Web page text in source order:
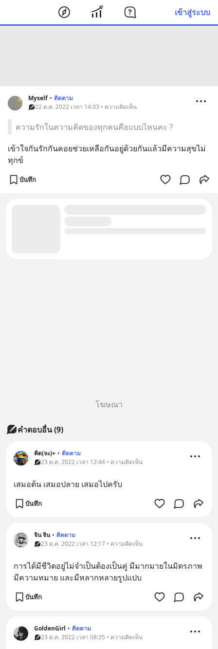
เข้าสู่ระบบ
Myself • ติดตาม
22 ต.ค. 2022 เวลา 14:33 • ความคิดเห็น
ความรักในความคิดของทุกคนคือแบบไหนคะ ?
เข้าใจกันรักกันคอยช่วยเหลือกันอยู่ด้วยกันแล้วมีความสุขไม่
ทุกข์
บันทึก
โฆษณา
คำตอบอื่น(9)
คิด(จะ)+ • ติดตาม
23 ต.ค. 2022 เวลา 12:44 • ความคิดเห็น
เสมอต้น เสมอปลาย เสมอไปครับ
บันทึก
จิน จิน • ติดตาม
23 ต.ค. 2022 เวลา 12:17 • ความคิดเห็น
การได้มีชีวิตอยู่ไม่จำเป็นต้องเป็นคู่ มีมากมายในมิตรภาพ
มีความหมาย และมีหลากหลายรูปแปบ
บันทึก
GoldenGirl • ติดตาม
23 ต.ค. 2022 เวลา 08:35 • ความคิดเห็น